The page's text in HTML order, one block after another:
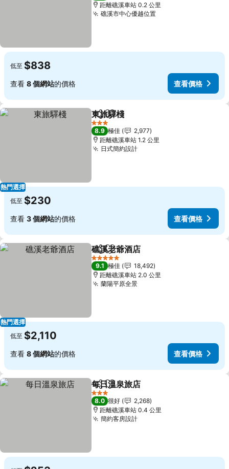
距離礁溪車站 0.2 公里
礁溪市中心優越位置查看價格
低至 $838
查看 8 個網站的價格 查看價格
熱門選擇
分享 放到收藏夾
東旅驛棧
3 星級
8.9 極佳
2,977
距離礁溪車站 1.2 公里
日式簡約設計查看價格
低至 $230
查看 3 個網站的價格 查看價格
熱門選擇
分享 放到收藏夾
礁溪老爺酒店
5 星級
9.1 極佳
18,492
距離礁溪車站 2.0 公里
蘭陽平原全景查看價格
低至 $2,110
查看 8 個網站的價格 查看價格
分享 放到收藏夾
每日溫泉旅店
3 星級
8.0 很好
2,268
距離礁溪車站 0.4 公里
簡約客房設計查看價格